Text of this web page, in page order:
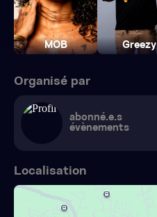
MOB Greezy
Organisé par
abonné.e.s
évènements
Localisation